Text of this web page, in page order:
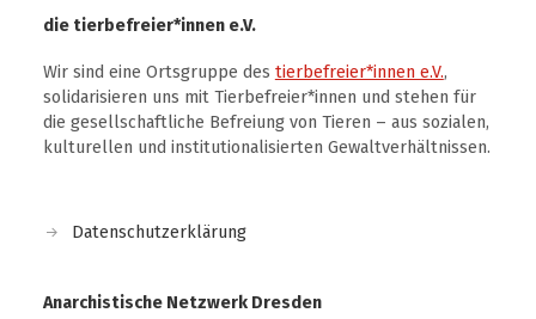
die tierbefreier*innen e.V.
Wir sind eine Ortsgruppe des tierbefreier*innen e.V.,
solidarisieren uns mit Tierbefreier*innen und stehen für
die gesellschaftliche Befreiung von Tieren – aus sozialen,
kulturellen und institutionalisierten Gewaltverhältnissen.
Datenschutzerklärung
Anarchistische Netzwerk Dresden